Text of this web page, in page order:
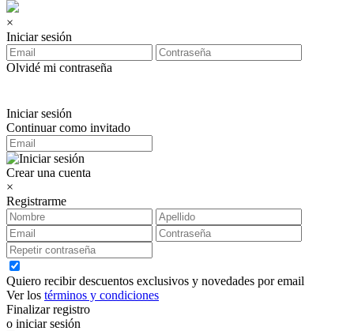
×
Iniciar sesión
Olvidé mi contraseña
Iniciar sesión
Continuar como invitado
Crear una cuenta
×
Registrarme
Quiero recibir descuentos exclusivos y novedades por email
Ver los términos y condiciones
Finalizar registro
o iniciar sesión